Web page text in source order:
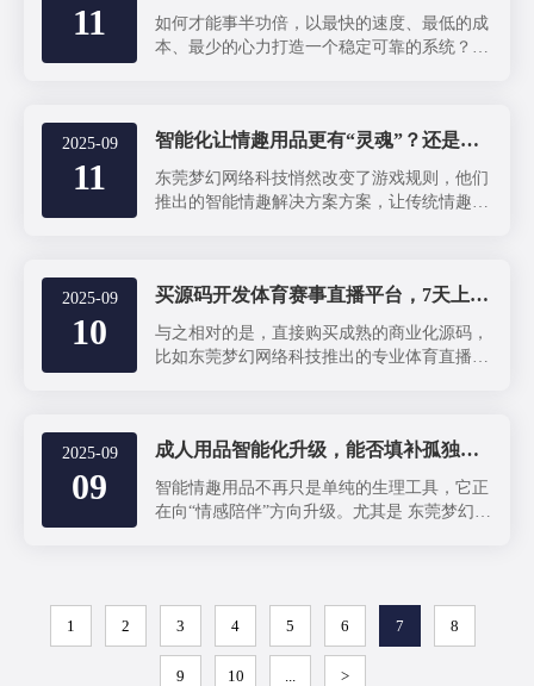
11
如何才能事半功倍，以最快的速度、最低的成
本、最少的心力打造一个稳定可靠的系统？很
您的想象。
2025-09
11
智能化让情趣用品更有“灵魂”？还是只是更复杂的刺激？
东莞梦幻网络科技悄然改变了游戏规则，他们
推出的智能情趣解决方案方案，让传统情趣用
2025-09
10
买源码开发体育赛事直播平台，7天上线背后是高投入
与之相对的是，直接购买成熟的商业化源码，
比如东莞梦幻网络科技推出的专业体育直播源
2025-09
09
成人用品智能化升级，能否填补孤独感，成为“伴侣”？
智能情趣用品不再只是单纯的生理工具，它正
在向“情感陪伴”方向升级。尤其是 东莞梦幻网
陪伴感。
1
2 3 4 5 6 7 8
9 10 ... >